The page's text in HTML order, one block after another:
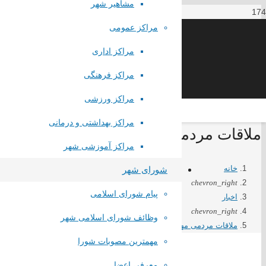
مشاهیر شهر
مراکز عمومی
مراکز اداری
مراکز فرهنگی
مراکز ورزشی
مراکز بهداشتی و درمانی
مراکز آموزشی شهر
شورای شهر
پیام شورای اسلامی
وظائف شورای اسلامی شهر
مهمترین مصوبات شورا
ملاقات مردمی مهندس ملکی با
خانه
chevron_right
اخبار
chevron_right
ملاقات مردمی مهندس ملکی با شهروندان فهیم شهر